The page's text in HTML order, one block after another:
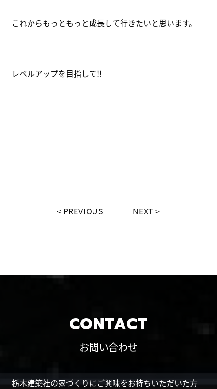
これからもっともっと成長して行きたいと思います。
レベルアップを目指して!!
PREVIOUS NEXT
CONTACT
お問い合わせ
栃木建築社の家づくりにご興味をお持ちいただいた方